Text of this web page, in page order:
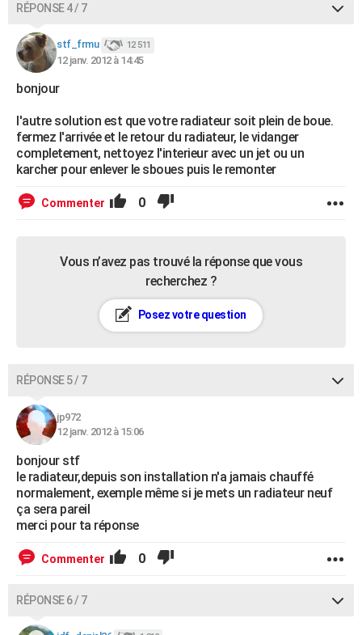
RÉPONSE 4 / 7
stf_frmu 12 511
12 janv. 2012 à 14:45
bonjour
l'autre solution est que votre radiateur soit plein de boue.
fermez l'arrivée et le retour du radiateur, le vidanger
completement, nettoyez l'interieur avec un jet ou un
karcher pour enlever le sboues puis le remonter
Commenter 0
Vous n’avez pas trouvé la réponse que vous
recherchez ?
Posez votre question
RÉPONSE 5 / 7
jp972
12 janv. 2012 à 15:06
bonjour stf
le radiateur,depuis son installation n'a jamais chauffé
normalement, exemple même si je mets un radiateur neuf
ça sera pareil
merci pour ta réponse
Commenter 0
RÉPONSE 6 / 7